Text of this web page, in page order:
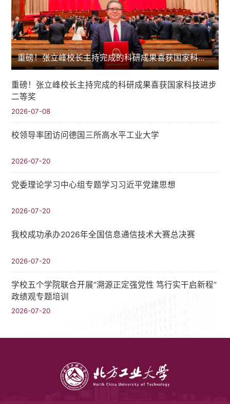
重磅！张立峰校长主持完成的科研成果喜获国家科技进步二等奖
重磅！张立峰校长主持完成的科研成果喜获国家科技进步
二等奖
2026-07-08
校领导率团访问德国三所高水平工业大学
2026-07-20
党委理论学习中心组专题学习习近平党建思想
2026-07-20
我校成功承办2026年全国信息通信技术大赛总决赛
2026-07-20
学校五个学院联合开展“溯源正定强党性 笃行实干启新程”
政绩观专题培训
2026-07-20